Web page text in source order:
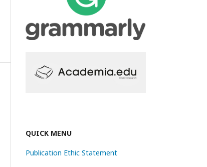
QUICK MENU
Publication Ethic Statement